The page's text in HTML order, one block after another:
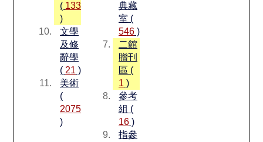
( 133
)
文學
及修
辭學
( 21 )
美術
(
2075
)
典藏
室 (
546)
二館
贈刊
區 (
1 )
參考
組 (
16)
指參